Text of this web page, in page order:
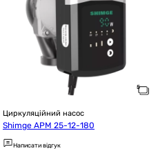
Циркуляційний насос
Shimge АРМ 25-12-180
Написати відгук